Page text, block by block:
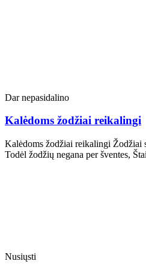
Dar nepasidalino
Kalėdoms žodžiai reikalingi
Kalėdoms žodžiai reikalingi Žodžiai
Todėl žodžių negana per šventes,
Nusiųsti